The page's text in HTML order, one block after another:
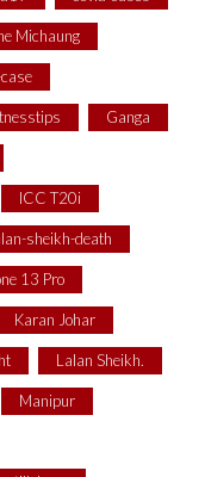
Michaung
Ganga
ICC T20i
sheikh-death
13 Pro
Karan Johar
Lalan Sheikh.
Manipur